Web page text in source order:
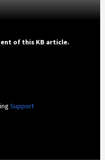
of this KB article.
Support